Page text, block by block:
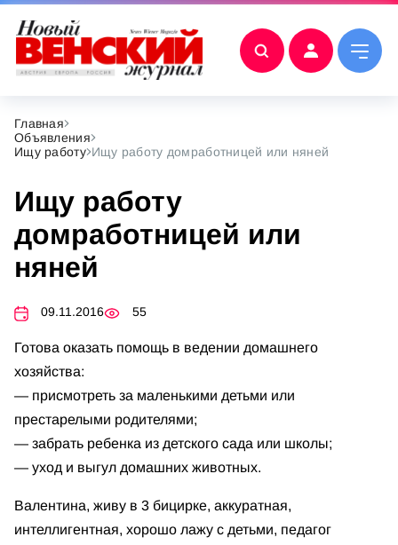
Главная
Объявления
Ищу работу Ищу работу домработницей или няней
Ищу работу
домработницей или
няней
09.11.2016 55
Готова оказать помощь в ведении домашнего
хозяйства:
— присмотреть за маленькими детьми или
престарелыми родителями;
— забрать ребенка из детского сада или школы;
— уход и выгул домашних животных.
Валентина, живу в 3 бицирке, аккуратная,
интеллигентная, хорошо лажу с детьми, педагог